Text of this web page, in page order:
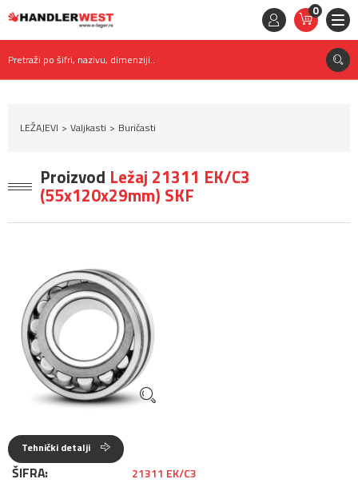
0
STAVKE
0,
RSD
Pretraži po šifri, nazivu, dimenziji..
LEŽAJEVI Valjkasti Buričasti
Proizvod Ležaj 21311 EK/C3
(55x120x29mm) SKF
Tehnički detalji
ŠIFRA: 21311 EK/C3